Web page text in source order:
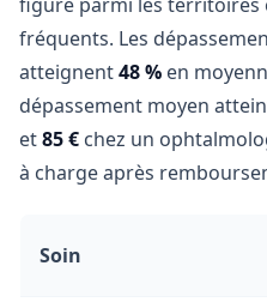
fréquents. Les
atteignent48 % en
dépassement moyen
et85 € chez un
à charge après
Soin